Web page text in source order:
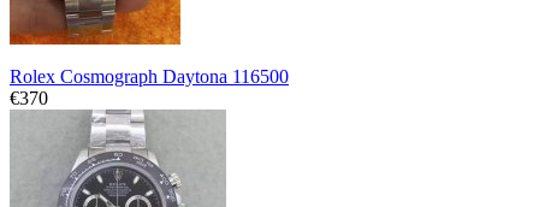
Rolex Cosmograph Daytona 116500
€370